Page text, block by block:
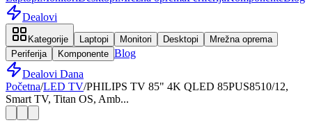
Dealovi
Kategorije Laptopi Monitori Desktopi
Mrežna oprema
Periferija
Komponente Blog
Dealovi Dana
Početna/LED TV/PHILIPS TV 85" 4K QLED 85PUS8510/12,
Smart TV, Titan OS, Amb...